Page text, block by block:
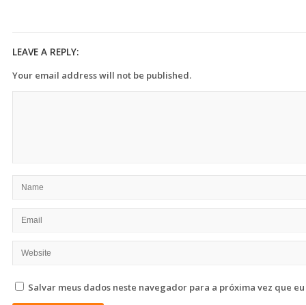
LEAVE A REPLY:
Your email address will not be published.
Salvar meus dados neste navegador para a próxima vez que